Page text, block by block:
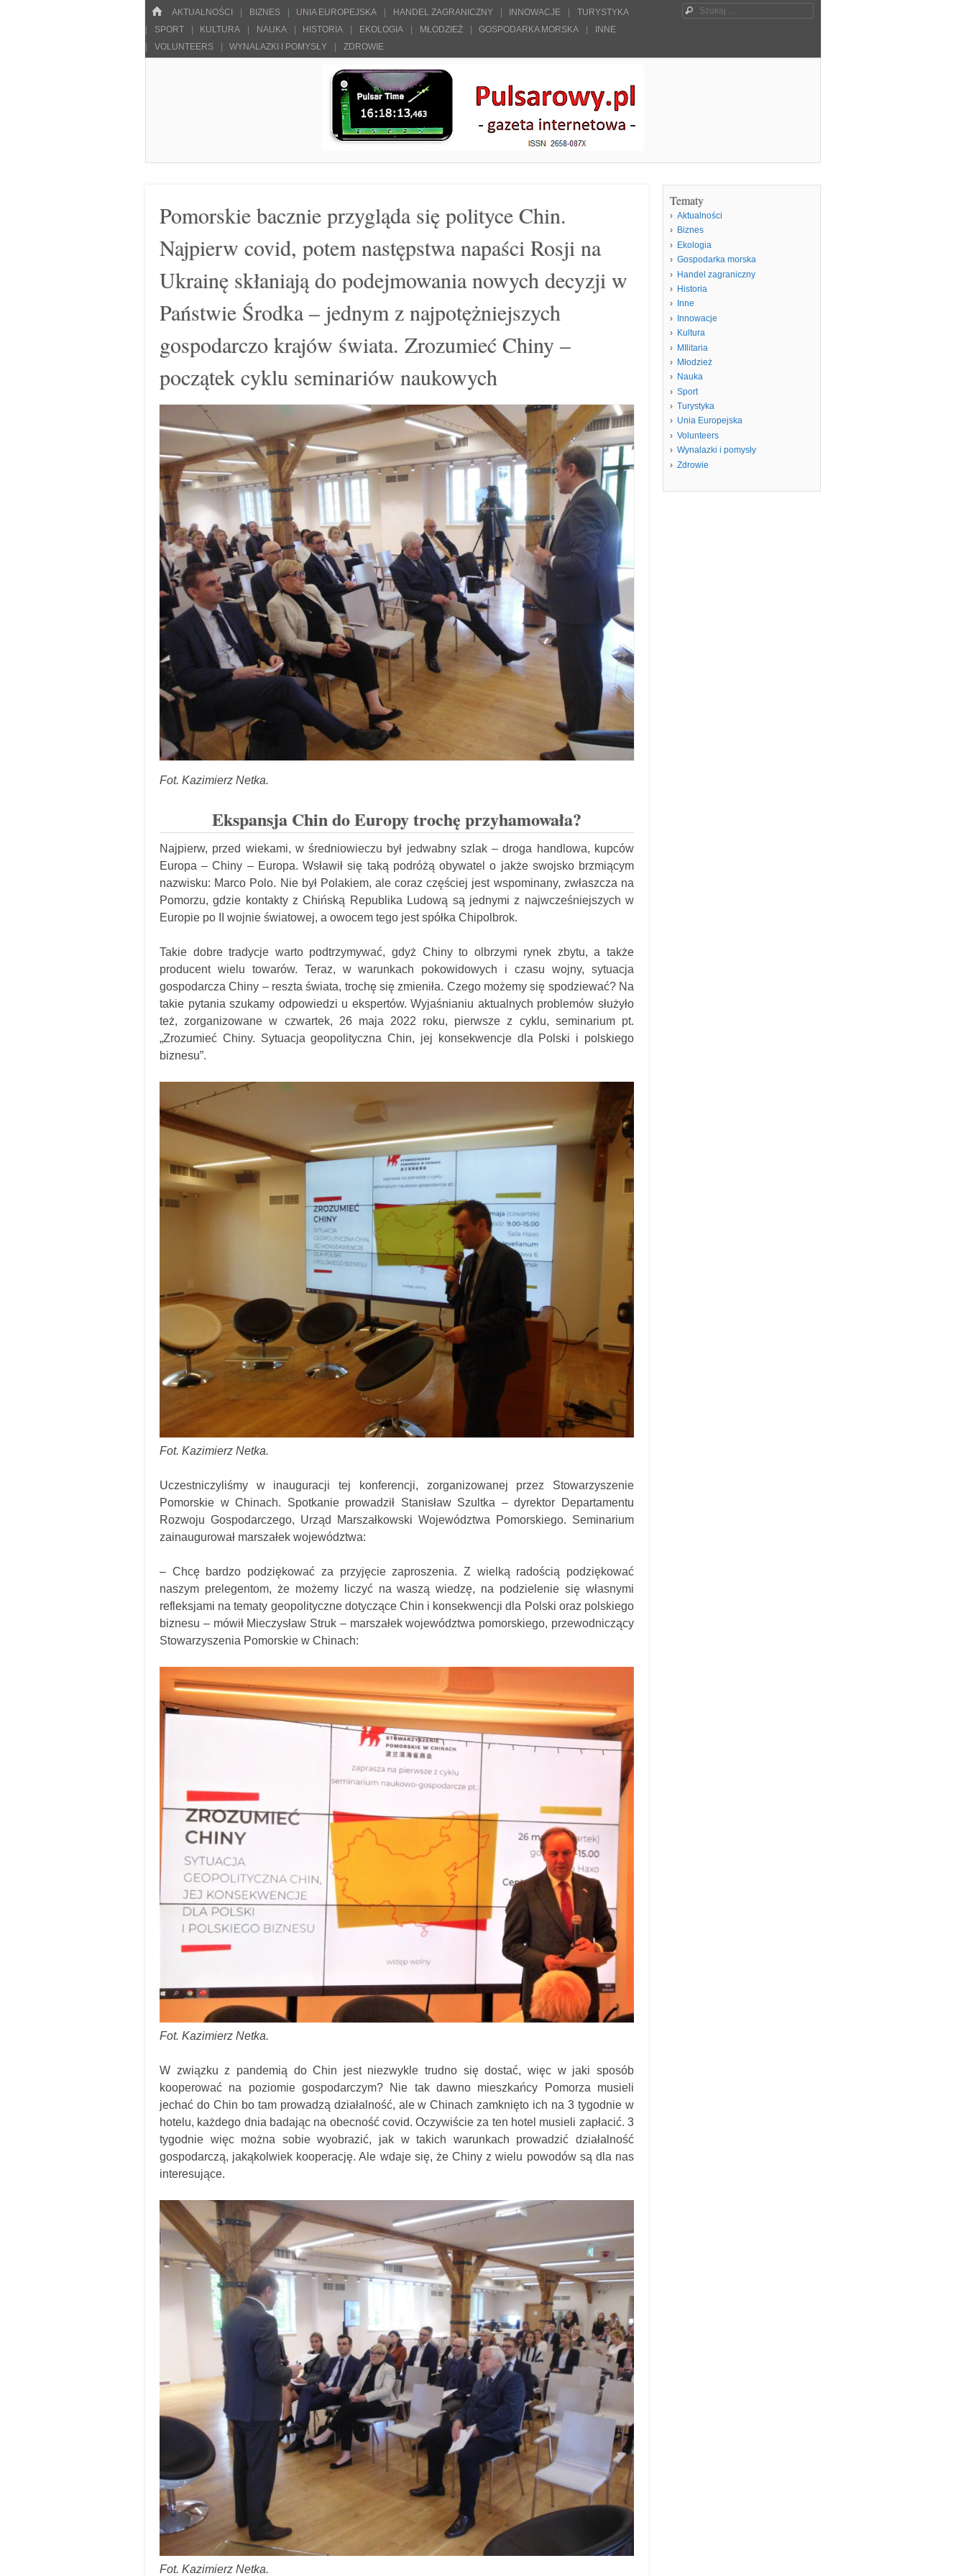
HOME
Menu
SKOCZ DO TREŚCI
AKTUALNOŚCI BIZNES UNIA EUROPEJSKA HANDEL ZAGRANICZNY INNOWACJE
TURYSTYKA
SPORT
KULTURA NAUKA HISTORIA EKOLOGIA MŁODZIEŻ GOSPODARKA MORSKA
INNE
VOLUNTEERS
WYNALAZKI I POMYSŁY ZDROWIE
Szukaj
Pomorskie bacznie przygląda się polityce Chin.
Najpierw covid, potem następstwa napaści Rosji na
Ukrainę skłaniają do podejmowania nowych decyzji w
Państwie Środka – jednym z najpotężniejszych
gospodarczo krajów świata. Zrozumieć Chiny –
początek cyklu seminariów naukowych
Fot. Kazimierz Netka.
Ekspansja Chin do Europy trochę przyhamowała?
Najpierw, przed wiekami, w średniowieczu był jedwabny szlak – droga handlowa, kupców
Europa – Chiny – Europa. Wsławił się taką podróżą obywatel o jakże swojsko brzmiącym
nazwisku: Marco Polo. Nie był Polakiem, ale coraz częściej jest wspominany, zwłaszcza na
Pomorzu, gdzie kontakty z Chińską Republika Ludową są jednymi z najwcześniejszych w
Europie po II wojnie światowej, a owocem tego jest spółka Chipolbrok.
Takie dobre tradycje warto podtrzymywać, gdyż Chiny to olbrzymi rynek zbytu, a także
producent wielu towarów. Teraz, w warunkach pokowidowych i czasu wojny, sytuacja
gospodarcza Chiny – reszta świata, trochę się zmieniła. Czego możemy się spodziewać? Na
takie pytania szukamy odpowiedzi u ekspertów. Wyjaśnianiu aktualnych problemów służyło
też, zorganizowane w czwartek, 26 maja 2022 roku, pierwsze z cyklu, seminarium pt.
„Zrozumieć Chiny. Sytuacja geopolityczna Chin, jej konsekwencje dla Polski i polskiego
biznesu”.
Fot. Kazimierz Netka.
Uczestniczyliśmy w inauguracji tej konferencji, zorganizowanej przez Stowarzyszenie
Pomorskie w Chinach. Spotkanie prowadził Stanisław Szultka – dyrektor Departamentu
Rozwoju Gospodarczego, Urząd Marszałkowski Województwa Pomorskiego. Seminarium
zainaugurował marszałek województwa:
– Chcę bardzo podziękować za przyjęcie zaproszenia. Z wielką radością podziękować
naszym prelegentom, że możemy liczyć na waszą wiedzę, na podzielenie się własnymi
refleksjami na tematy geopolityczne dotyczące Chin i konsekwencji dla Polski oraz polskiego
biznesu – mówił Mieczysław Struk – marszałek województwa pomorskiego, przewodniczący
Stowarzyszenia Pomorskie w Chinach:
Fot. Kazimierz Netka.
W związku z pandemią do Chin jest niezwykle trudno się dostać, więc w jaki sposób
kooperować na poziomie gospodarczym? Nie tak dawno mieszkańcy Pomorza musieli
jechać do Chin bo tam prowadzą działalność, ale w Chinach zamknięto ich na 3 tygodnie w
hotelu, każdego dnia badając na obecność covid. Oczywiście za ten hotel musieli zapłacić. 3
tygodnie więc można sobie wyobrazić, jak w takich warunkach prowadzić działalność
gospodarczą, jakąkolwiek kooperację. Ale wdaje się, że Chiny z wielu powodów są dla nas
interesujące.
Fot. Kazimierz Netka.
Tematy
Aktualności
Biznes
Ekologia
Gospodarka morska
Handel zagraniczny
Historia
Inne
Innowacje
Kultura
MIlitaria
Młodzież
Nauka
Sport
Turystyka
Unia Europejska
Volunteers
Wynalazki i pomysły
Zdrowie